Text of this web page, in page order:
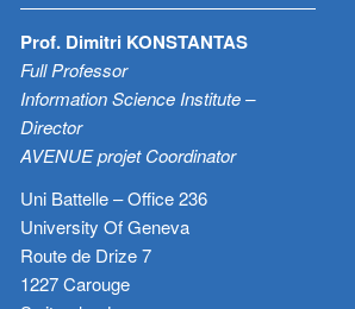
Prof. Dimitri KONSTANTAS
Full Professor
Information Science Institute –
Director
AVENUE projet Coordinator
Uni Battelle – Office 236
University Of Geneva
Route de Drize 7
1227 Carouge